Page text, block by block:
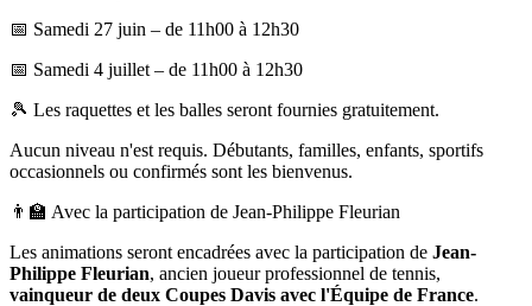
📅 Samedi 27 juin – de 11h00 à 12h30
📅 Samedi 4 juillet – de 11h00 à 12h30
🎾 Les raquettes et les balles seront fournies gratuitement.
Aucun niveau n'est requis. Débutants, familles, enfants, sportifs
occasionnels ou confirmés sont les bienvenus.
👨‍🏫 Avec la participation de Jean-Philippe Fleurian
Les animations seront encadrées avec la participation de Jean-
Philippe Fleurian, ancien joueur professionnel de tennis,
vainqueur de deux Coupes Davis avec l'Équipe de France.